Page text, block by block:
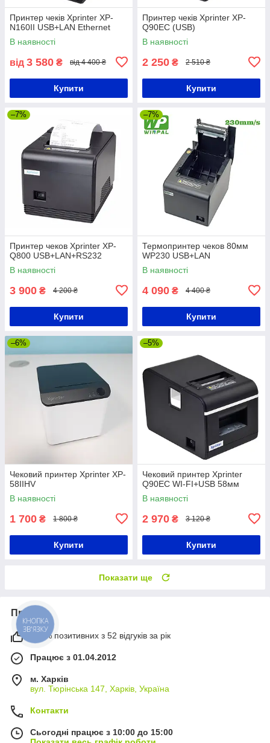
Принтер чеків Xprinter XP-
N160II USB+LAN Ethernet
В наявності
від 3 580 ₴ від 4 400 ₴
Купити
Принтер чеків Xprinter XP-
Q90EC (USB)
В наявності
2 250 ₴ 2 510 ₴
Купити
–7%
Принтер чеков Xprinter XP-
Q800 USB+LAN+RS232
В наявності
3 900 ₴ 4 200 ₴
Купити
–7%
Термопринтер чеков 80мм
WP230 USB+LAN
В наявності
4 090 ₴ 4 400 ₴
Купити
–6%
Чековий принтер Xprinter XP-
58IIHV
В наявності
1 700 ₴ 1 800 ₴
Купити
–5%
Чековий принтер Xprinter
Q90EC WI-FI+USB 58мм
В наявності
2 970 ₴ 3 120 ₴
Купити
Показати ще
Про нас
100% позитивних з 52 відгуків за рік
Працює з 01.04.2012
м. Харків
вул. Тюрінська 147, Харків, Україна
Контакти
Сьогодні працює з 10:00 до 15:00
КНОПКА
ЗВ'ЯЗКУ